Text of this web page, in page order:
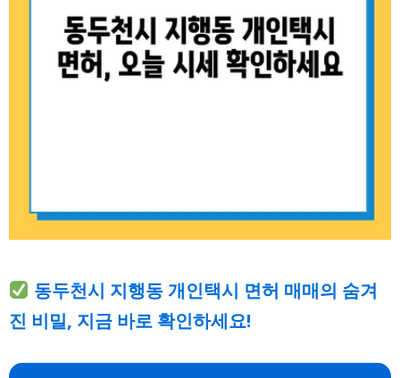
동두천시 지행동 개인택시 면허 매매의 숨겨
진 비밀, 지금 바로 확인하세요!